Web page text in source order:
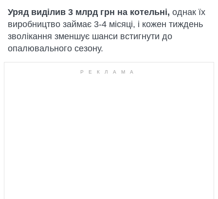
Уряд виділив 3 млрд грн на котельні, однак їх
виробництво займає 3-4 місяці, і кожен тиждень
зволікання зменшує шанси встигнути до
опалювального сезону.